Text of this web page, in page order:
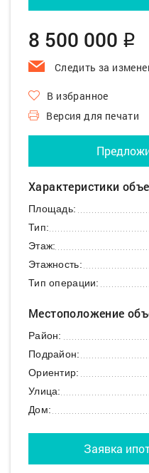
8 500 000 q
Следить за
В избранное
Версия для печати
Характеристики
Площадь:
Тип:
Этаж:
Этажность:
Тип операции:
Местоположение
Район:
Подрайон:
Ориентир:
Улица:
Дом:
Заявка